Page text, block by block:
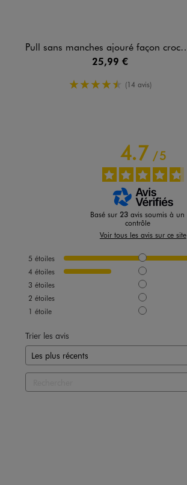
Pull sans manches ajouré façon crochet femme
25,99 €
4.5/5 de moyenne
(14 avis)
4.7/5
Basé sur23 avis soumis à un
contrôle
Voir tous les avis sur ce site
5 étoiles
4 étoiles
3 étoiles
2 étoiles
1 étoile
Trier les avis